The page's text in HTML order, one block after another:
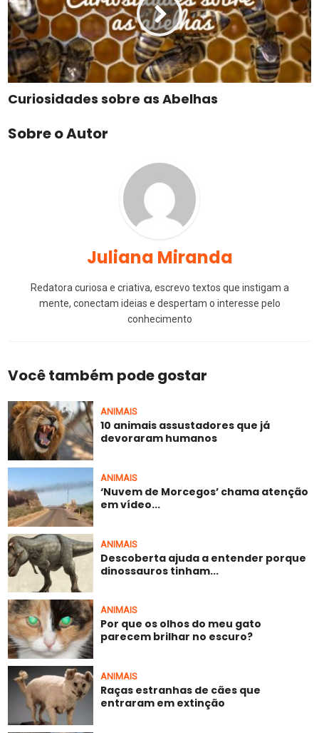
Curiosidades sobre as Abelhas
Sobre o Autor
Juliana Miranda
Redatora curiosa e criativa, escrevo textos que instigam a
mente, conectam ideias e despertam o interesse pelo
conhecimento
Você também pode gostar
ANIMAIS
10 animais assustadores que já
devoraram humanos
ANIMAIS
‘Nuvem de Morcegos’ chama atenção
em vídeo...
ANIMAIS
Descoberta ajuda a entender porque
dinossauros tinham...
ANIMAIS
Por que os olhos do meu gato
parecem brilhar no escuro?
ANIMAIS
Raças estranhas de cães que
entraram em extinção